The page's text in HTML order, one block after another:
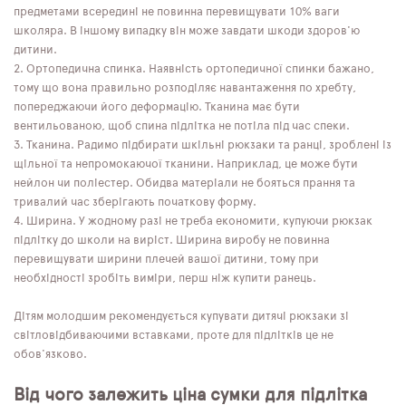
предметами всередині не повинна перевищувати 10% ваги
школяра. В іншому випадку він може завдати шкоди здоров'ю
дитини.
Ортопедична спинка. Наявність ортопедичної спинки бажано,
тому що вона правильно розподіляє навантаження по хребту,
попереджаючи його деформацію. Тканина має бути
вентильованою, щоб спина підлітка не потіла під час спеки.
Тканина. Радимо підбирати шкільні рюкзаки та ранці, зроблені із
щільної та непромокаючої тканини. Наприклад, це може бути
нейлон чи поліестер. Обидва матеріали не бояться прання та
тривалий час зберігають початкову форму.
Ширина. У жодному разі не треба економити, купуючи рюкзак
підлітку до школи на виріст. Ширина виробу не повинна
перевищувати ширини плечей вашої дитини, тому при
необхідності зробіть виміри, перш ніж купити ранець.
Дітям молодшим рекомендується купувати дитячі рюкзаки зі
світловідбиваючими вставками, проте для підлітків це не
обов'язково.
Від чого залежить ціна сумки для підлітка